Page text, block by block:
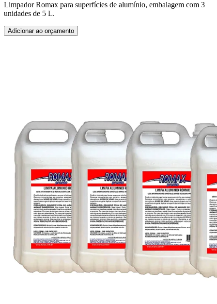
Limpador Romax para superfícies de alumínio, embalagem com 3
unidades de 5 L.
Adicionar ao orçamento